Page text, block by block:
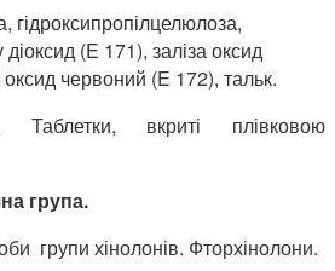
гідроксипропілцелюлоза,
(E 171), заліза оксид
червоний (E 172), тальк.
Таблетки, вкриті плівковою
група.
групи хінолонів. Фторхінолони.